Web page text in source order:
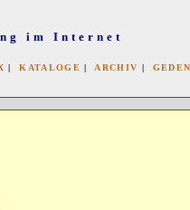
im Internet
|KATALOGE | ARCHIV |